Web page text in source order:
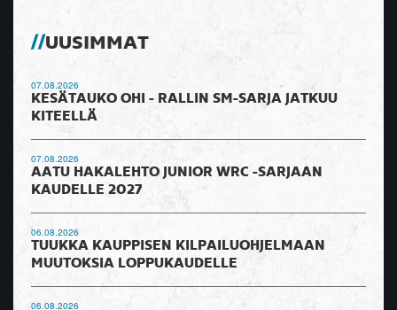
UUSIMMAT
07.08.2026
KESÄTAUKO OHI - RALLIN SM-SARJA JATKUU
KITEELLÄ
07.08.2026
AATU HAKALEHTO JUNIOR WRC -SARJAAN
KAUDELLE 2027
06.08.2026
TUUKKA KAUPPISEN KILPAILUOHJELMAAN
MUUTOKSIA LOPPUKAUDELLE
06.08.2026